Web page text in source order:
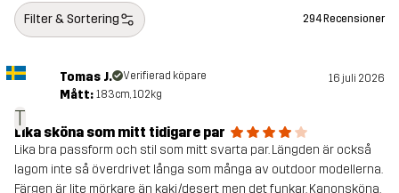
Artikelnummer 11186_2893
Filter & Sortering 294 Recensioner
T
Tomas J. Verifierad köpare 16 juli 2026
Mått: 183cm, 102kg
Lika sköna som mitt tidigare par
Lika bra passform och stil som mitt svarta par. Längden är också
lagom inte så överdrivet långa som många av outdoor modellerna.
Färgen är lite mörkare än kaki/desert men det funkar. Kanonsköna.